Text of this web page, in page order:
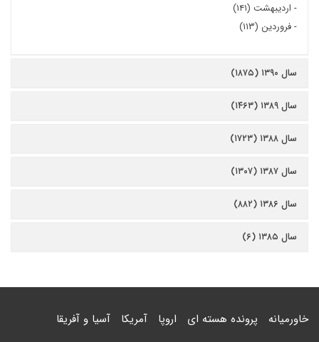
- اردیبهشت (۱۴۱)
-فروردین (۱۱۳)
سال ۱۳۹۰ (۱۸۷۵)
سال ۱۳۸۹ (۱۴۶۳)
سال ۱۳۸۸ (۱۷۲۳)
سال ۱۳۸۷ (۱۳۰۷)
سال ۱۳۸۶ (۸۸۲)
سال ۱۳۸۵ (۶)
خاورمیانه پرونده هسته ای اروپا آمریکا آسیا و آفریقا